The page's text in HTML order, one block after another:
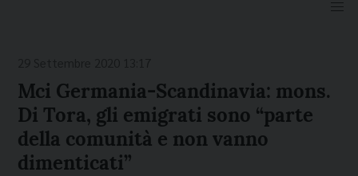
Mci Germania-Scandinavia: mons.
Di Tora, gli emigrati sono “parte
della comunità e non vanno
dimenticati”